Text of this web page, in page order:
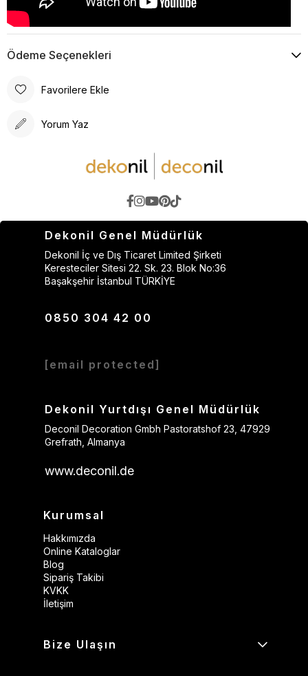
Ödeme Seçenekleri
Favorilere Ekle
Yorum Yaz
Dekonil Genel Müdürlük
Dekonil İç ve Dış Ticaret Limited Şirketi
Keresteciler Sitesi 22. Sk. 23. Blok No:36
Başakşehir İstanbul TÜRKİYE
0850 304 42 00
[email protected]
Dekonil Yurtdışı Genel Müdürlük
Deconil Decoration Gmbh Pastoratshof 23, 47929
Grefrath, Almanya
www.deconil.de
Kurumsal
Hakkımızda
Online Kataloglar
Blog
Sipariş Takibi
KVKK
İletişim
Bize Ulaşın